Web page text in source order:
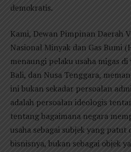
demokratis.
Kami, Dewan Pimpinan Daerah
Nasional Minyak dan Gas Bumi
menaungi pelaku usaha migas
Bali, dan Nusa Tenggara,
ini bukan sekadar persoalan
adalah persoalan ideologis
tentang bagaimana negara
usaha sebagai subjek yang
bisnisnya, bukan sebagai objek